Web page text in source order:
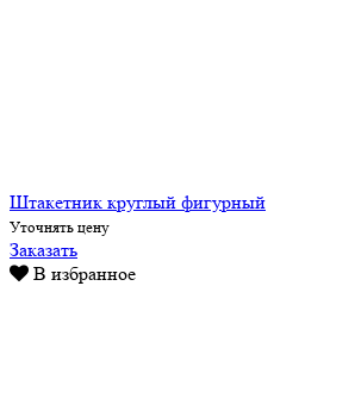
Штакетник круглый фигурный
Уточнять цену
Заказать
В избранное